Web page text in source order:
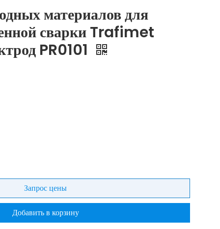
материалов для
сварки Trafimet
PR0101
Запрос цены
Добавить в корзину